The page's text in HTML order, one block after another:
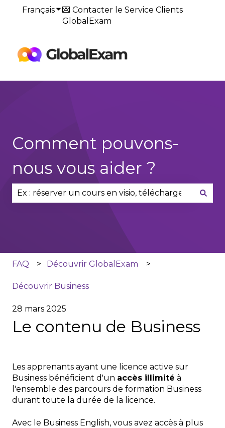
FrançaisAfficher le sous-menu pour les
💌 Contacter le Service Clients
GlobalExam
Comment pouvons-
nous vous aider ?
FAQ Découvrir GlobalExam
Découvrir Business
28 mars 2025
Le contenu de Business
Les apprenants ayant une licence active sur
Business bénéficient d'un accès illimité à
l'ensemble des parcours de formation Business
durant toute la durée de la licence.
Avec le Business English, vous avez accès à plus